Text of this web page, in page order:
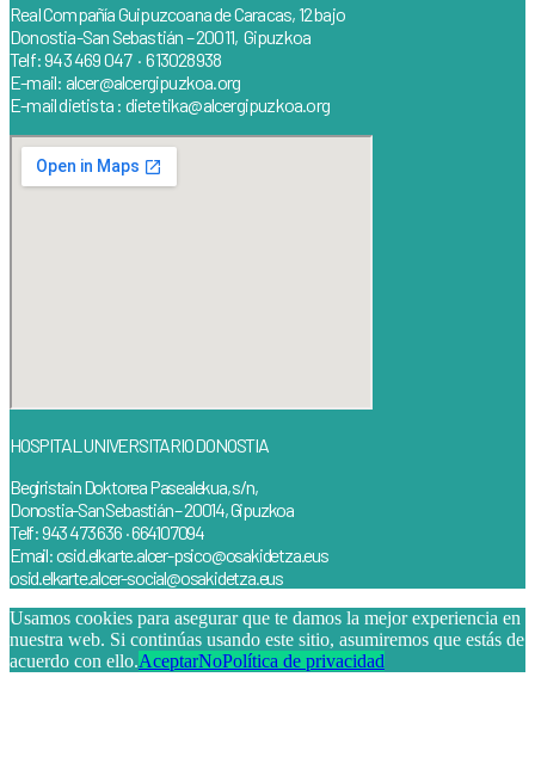
Real Compañía Guipuzcoana de Caracas, 12 bajo
Donostia-San Sebastián – 20011, Gipuzkoa
Telf: 943 469 047 · 613028938
E-mail: alcer@alcergipuzkoa.org
E-mail dietista : dietetika@alcergipuzkoa.org
HOSPITAL UNIVERSITARIO DONOSTIA
Begiristain Doktorea Pasealekua, s/n,
Donostia-San Sebastián – 20014, Gipuzkoa
Telf: 943 473 636 · 664107094
Email: osid.elkarte.alcer-psico@osakidetza.eus
osid.elkarte.alcer-social@osakidetza.eus
Usamos cookies para asegurar que te damos la mejor experiencia en
nuestra web. Si continúas usando este sitio, asumiremos que estás de
acuerdo con ello.AceptarNoPolítica de privacidad